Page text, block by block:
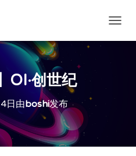
换
OI·创世纪
日 由boshi发布